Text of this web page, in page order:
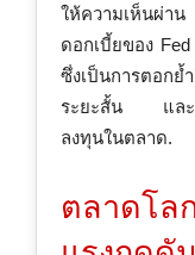
ให้ความเห็นผ่า
ดอกเบี้ยของ
ซึ่งเป็นการตอกย้
ระยะสั้น และเ
ลงทุนในตลาด.
ตลาดโล